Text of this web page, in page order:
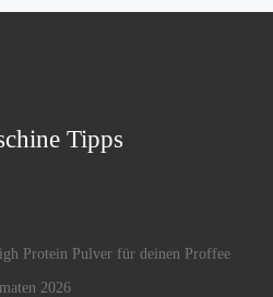
Tipps
Protein Pulver für deinen Proffee
2026